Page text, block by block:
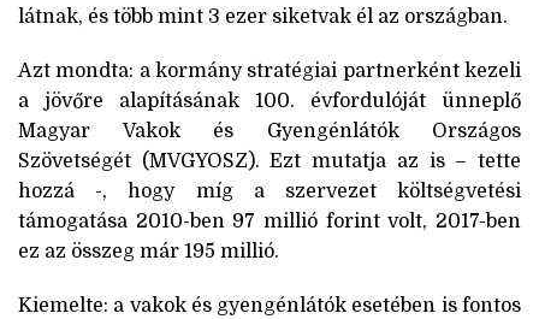
látnak, és több mint 3 ezer siketvak él az országban.
Azt mondta: a kormány stratégiai partnerként kezeli
a jövőre alapításának 100. évfordulóját ünneplő
Magyar Vakok és Gyengénlátók Országos
Szövetségét (MVGYOSZ). Ezt mutatja az is – tette
hozzá -, hogy míg a szervezet költségvetési
támogatása 2010-ben 97 millió forint volt, 2017-ben
ez az összeg már 195 millió.
Kiemelte: a vakok és gyengénlátók esetében is fontos